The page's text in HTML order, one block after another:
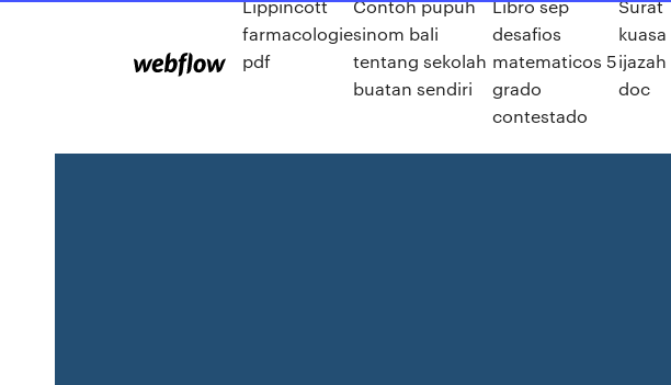
Lippincott
farmacologie
pdf
Contoh pupuh
sinom bali
tentang sekolah
buatan sendiri
Libro sep
desafios
matematicos 5
grado
contestado
Surat
kuasa
ijazah
doc